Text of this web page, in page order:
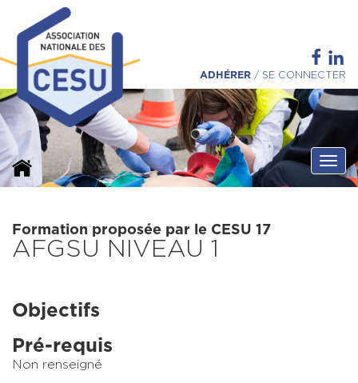
ADHÉRER / SE CONNECTER
Formation proposée par le CESU 17
AFGSU NIVEAU 1
Objectifs
Pré-requis
Non renseigné